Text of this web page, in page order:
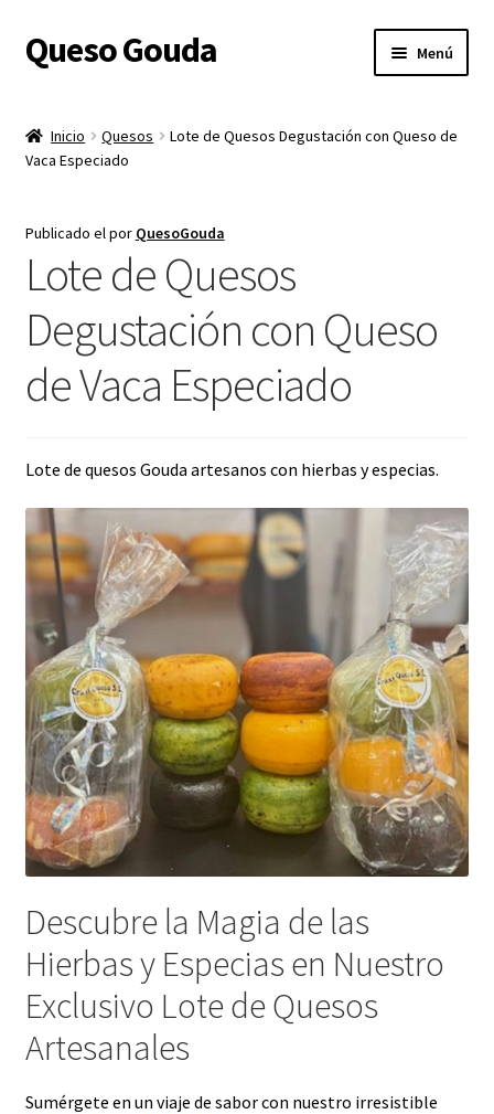
Ir
a
navegación
Ir
al
Queso Gouda Menú
Sobre nosotros
Tienda
Gastos de Envío
menú
Queso Gouda
Shop
Inicio Quesos
Lote de Quesos Degustación con Queso de
Vaca Especiado
Publicado elpor QuesoGouda
Lote de Quesos
Degustación con Queso
de Vaca Especiado
Lote de quesos Gouda artesanos con hierbas y especias.
Descubre la Magia de las
Hierbas y Especias en Nuestro
Exclusivo Lote de Quesos
Artesanales
Sumérgete en un viaje de sabor con nuestro irresistible